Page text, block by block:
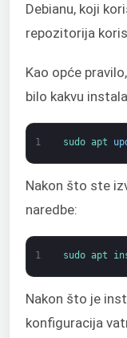
Debianu, koji
repozitorija
Kao opće
bilo kakvu
1 sudo apt
Nakon što ste
naredbe:
1 sudo apt
Nakon što je
konfiguracija